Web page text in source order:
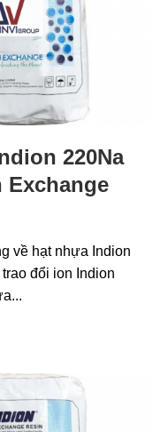
220Na
Exchange
về hạt nhựa Indion
đổi ion Indion